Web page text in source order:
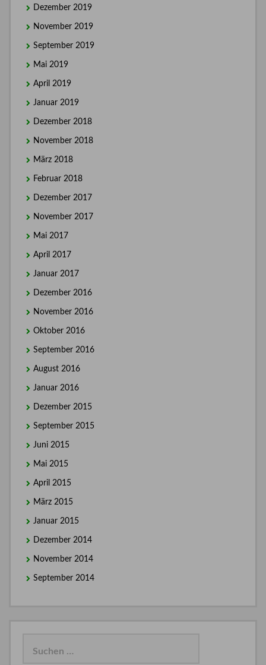
Dezember 2019
November 2019
September 2019
Mai 2019
April 2019
Januar 2019
Dezember 2018
November 2018
März 2018
Februar 2018
Dezember 2017
November 2017
Mai 2017
April 2017
Januar 2017
Dezember 2016
November 2016
Oktober 2016
September 2016
August 2016
Januar 2016
Dezember 2015
September 2015
Juni 2015
Mai 2015
April 2015
März 2015
Januar 2015
Dezember 2014
November 2014
September 2014